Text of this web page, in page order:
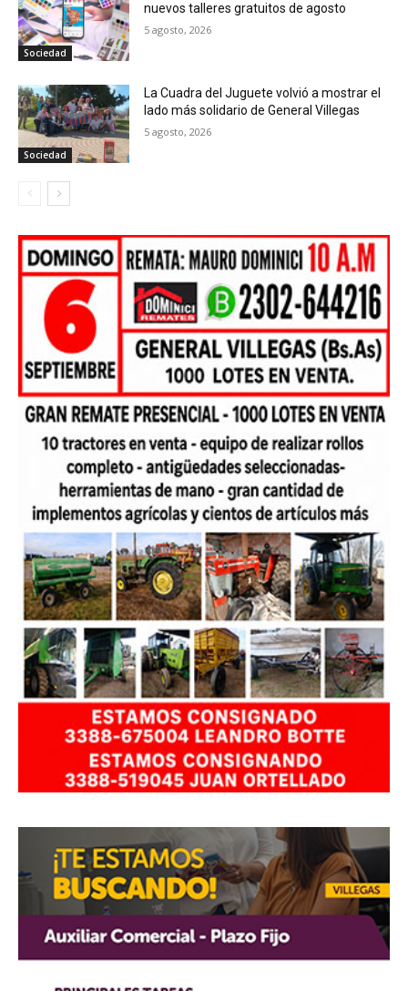
Sociedad
nuevos talleres gratuitos de agosto
5 agosto, 2026
Sociedad
La Cuadra del Juguete volvió a mostrar el
lado más solidario de General Villegas
5 agosto, 2026